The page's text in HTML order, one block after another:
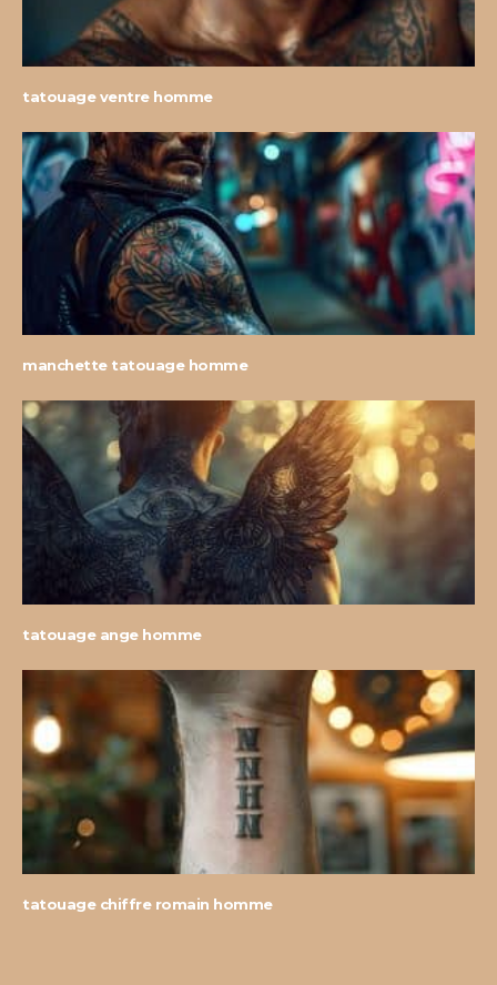
tatouage ventre homme
manchette tatouage homme
tatouage ange homme
tatouage chiffre romain homme